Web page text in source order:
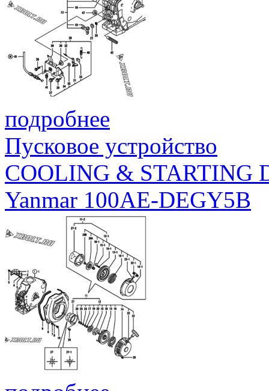
подробнее
Пусковое устройство
COOLING & STARTING
Yanmar 100AE-DEGY5B